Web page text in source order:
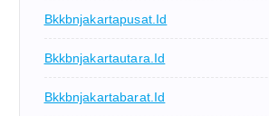
Bkkbnjakartapusat.id
Bkkbnjakartautara.id
Bkkbnjakartabarat.id